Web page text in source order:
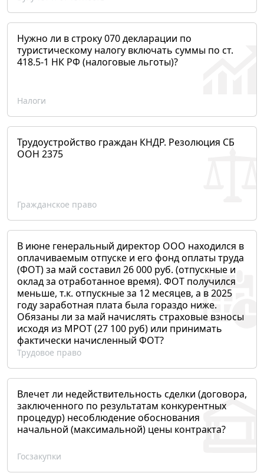
Нужно ли в строку 070 декларации по
туристическому налогу включать суммы по ст.
418.5-1 НК РФ (налоговые льготы)?
Налоги
Трудоустройство граждан КНДР. Резолюция СБ
ООН 2375
Гражданское право
В июне генеральный директор ООО находился в
оплачиваемым отпуске и его фонд оплаты труда
(ФОТ) за май составил 26 000 руб. (отпускные и
оклад за отработанное время). ФОТ получился
меньше, т.к. отпускные за 12 месяцев, а в 2025
году заработная плата была гораздо ниже.
Обязаны ли за май начислять страховые взносы
исходя из МРОТ (27 100 руб) или принимать
фактически начисленный ФОТ?
Трудовое право
Влечет ли недействительность сделки (договора,
заключенного по результатам конкурентных
процедур) несоблюдение обоснования
начальной (максимальной) цены контракта?
Госзакупки